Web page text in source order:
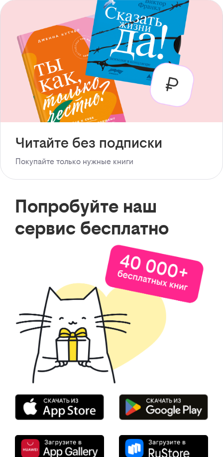
Читайте без подписки
Покупайте только нужные книги
Попробуйте наш
сервис бесплатно